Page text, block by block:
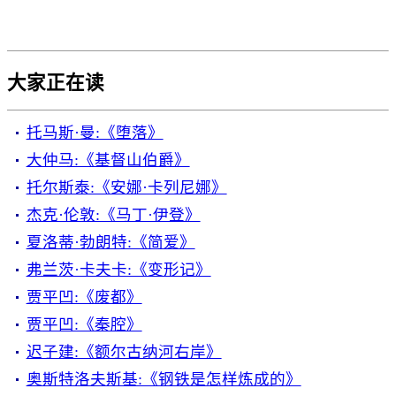
大家正在读
托马斯·曼:《堕落》
大仲马:《基督山伯爵》
托尔斯泰:《安娜·卡列尼娜》
杰克·伦敦:《马丁·伊登》
夏洛蒂·勃朗特:《简爱》
弗兰茨·卡夫卡:《变形记》
贾平凹:《废都》
贾平凹:《秦腔》
迟子建:《额尔古纳河右岸》
奥斯特洛夫斯基:《钢铁是怎样炼成的》